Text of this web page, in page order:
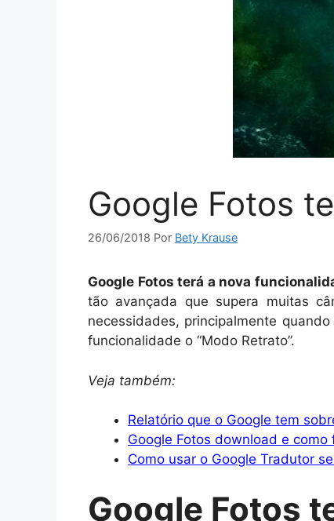
Google Fotos
26/06/2018 Por Bety Krause
Google Fotos terá a nova
tão avançada que supera muitas
necessidades, principalmente
funcionalidade o “Modo Retrato”.
Veja também:
Relatório que o Google tem
Google Fotos download e como
Como usar o Google Tradutor
Google Fotos